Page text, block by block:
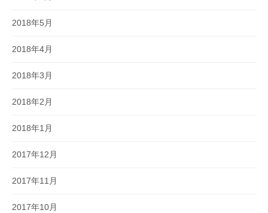
2018年5月
2018年4月
2018年3月
2018年2月
2018年1月
2017年12月
2017年11月
2017年10月